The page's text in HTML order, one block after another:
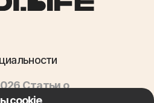
Статьи о
продажа квартир
cookie